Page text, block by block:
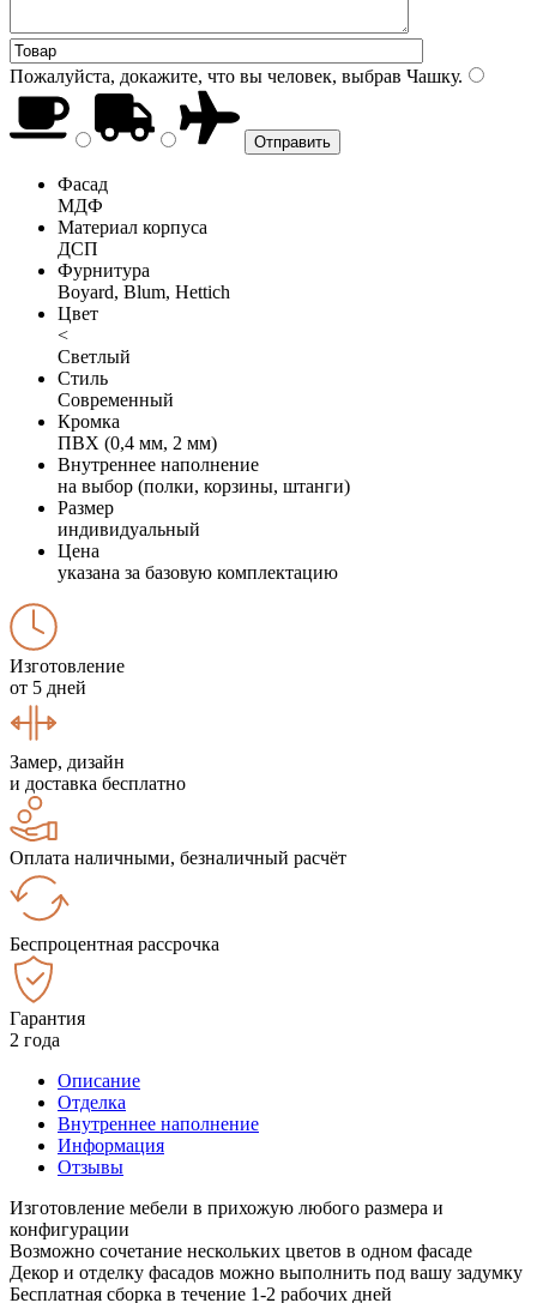
Пожалуйста, докажите, что вы человек, выбрав Чашку.
Фасад
МДФ
Материал корпуса
ДСП
Фурнитура
Boyard, Blum, Hettich
Цвет
<
Светлый
Стиль
Современный
Кромка
ПВХ (0,4 мм, 2 мм)
Внутреннее наполнение
на выбор (полки, корзины, штанги)
Размер
индивидуальный
Цена
указана за базовую комплектацию
Изготовление
от 5 дней
Замер, дизайн
и доставка бесплатно
Оплата наличными, безналичный расчёт
Беспроцентная рассрочка
Гарантия
2 года
Описание
Отделка
Внутреннее наполнение
Информация
Отзывы
Изготовление мебели в прихожую любого размера и
конфигурации
Возможно сочетание нескольких цветов в одном фасаде
Декор и отделку фасадов можно выполнить под вашу задумку
Бесплатная сборка в течение 1-2 рабочих дней